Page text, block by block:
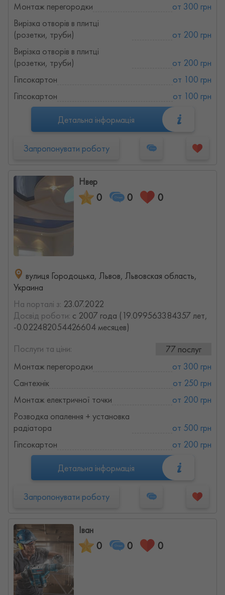
Монтаж перегородки
от 300 грн
Вирізка отворів в плитці
(розетки, труби)
от 200 грн
Вирізка отворів в плитці
(розетки, труби)
от 200 грн
Гіпсокартон
от 100 грн
Гіпсокартон
от 100 грн
Детальна інформація
Запропонувати роботу
Нвер
0 0 0
вулиця Городоцька, Львов, Львовская область,
Украина
На порталі з: 23.07.2022
Досвід роботи: с 2007 года (19.099563384357 лет,
-0.022482054426604 месяцев)
Послуги та ціни:
77 послуг
Монтаж перегородки
от 300 грн
Сантехнік
от 250 грн
Монтаж електричної точки
от 200 грн
Розводка опалення + установка
радіатора
от 500 грн
Гіпсокартон
от 200 грн
Детальна інформація
Запропонувати роботу
Іван
0 0 0